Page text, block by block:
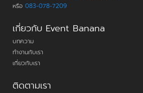
หรือ 083-078-7209
เกี่ยวกับ Event Banana
บทความ
ทำงานกับเรา
เกี่ยวกับเรา
ติดตามเรา